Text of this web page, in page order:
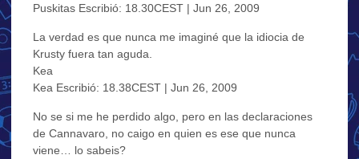
Puskitas Escribió: 18.30CEST | Jun 26, 2009
La verdad es que nunca me imaginé que la idiocia de
Krusty fuera tan aguda.
Kea
Kea Escribió: 18.38CEST | Jun 26, 2009
No se si me he perdido algo, pero en las declaraciones
de Cannavaro, no caigo en quien es ese que nunca
viene… lo sabeis?